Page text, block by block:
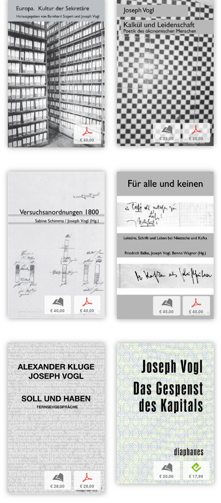
p
€ 40,00
b
€ 35,00
p
€ 35,00
b
€ 40,00
p
€ 40,00
b
€ 45,00
p
€ 45,00
b
€ 28,00
p
€ 28,00
b
€ 20,00
e
€ 17,99